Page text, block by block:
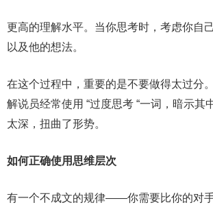
更高的理解水平。当你思考时，考虑你自
以及他的想法。
在这个过程中，重要的是不要做得太过分
解说员经常使用 “过度思考 “一词，暗示其
太深，扭曲了形势。
如何正确使用思维层次
有一个不成文的规律——你需要比你的对